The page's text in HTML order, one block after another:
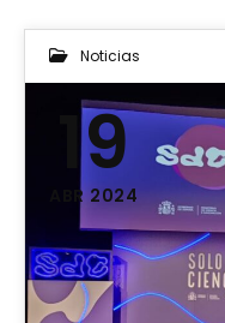
Noticias
19
ABR 2024